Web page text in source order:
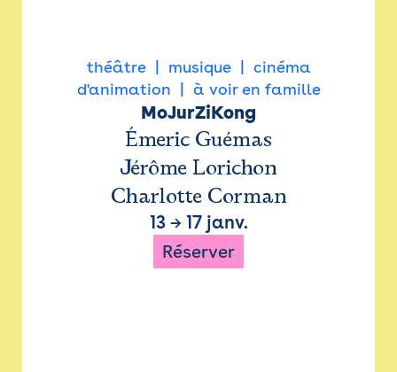
théâtre musique
cinéma
d'animation
à voir en famille
MoJurZiKong
Émeric Guémas
Jérôme Lorichon
Charlotte Corman
13→ 17 janv.
Réserver